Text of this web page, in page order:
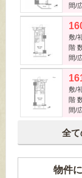
間/
敷/
階
間/
敷/
階
間/
全
物件